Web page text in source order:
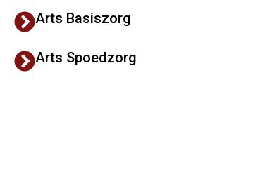
Arts Basiszorg
Arts Spoedzorg